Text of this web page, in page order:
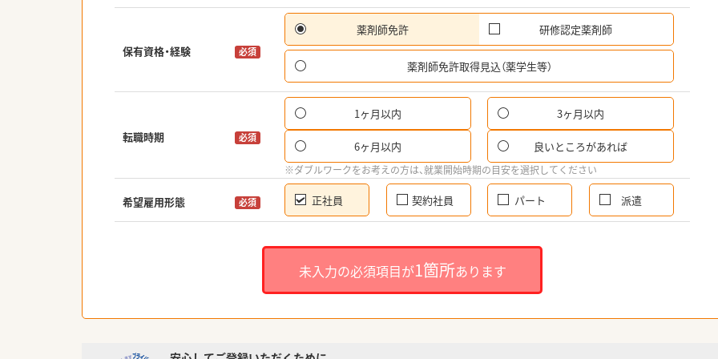
保有資格・経験 必須
薬剤師免許 研修認定薬剤師
薬剤師免許取得見込（薬学生等）
転職時期 必須
1ヶ月以内 3ヶ月以内
6ヶ月以内 良いところがあれば
※ダブルワークをお考えの方は、就業開始時期の目安を選択してください
希望雇用形態 必須 正社員 契約社員 パート 派遣
未入力の必須項目が1箇所あります